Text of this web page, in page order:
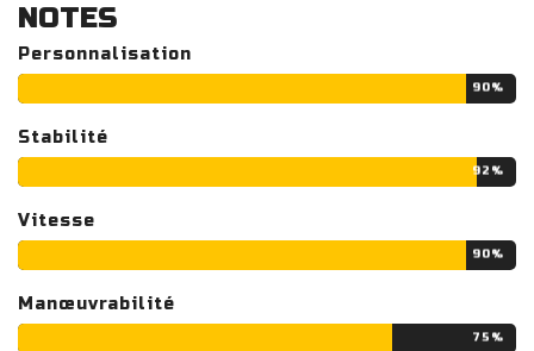
NOTES
Personnalisation
90%
Stabilité
92%
Vitesse
90%
Manœuvrabilité
75%